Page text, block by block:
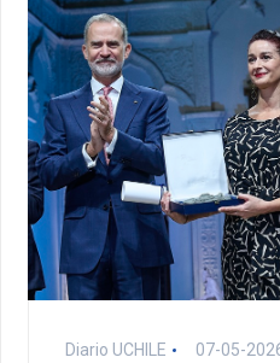
Diario UCHILE 07-05-